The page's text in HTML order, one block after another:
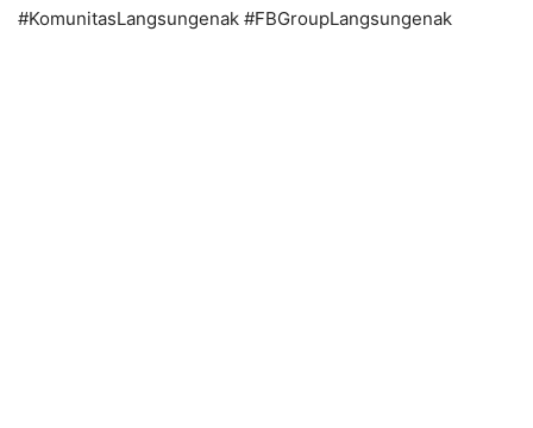
#KomunitasLangsungenak #FBGroupLangsungenak